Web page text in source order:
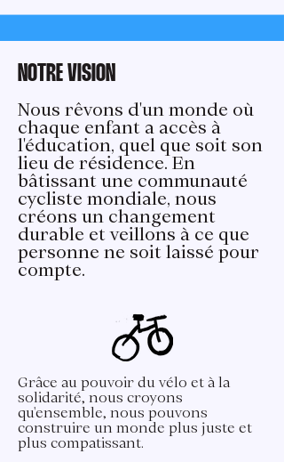
NOTRE VISION
Nous rêvons d'un monde où
chaque enfant a accès à
l'éducation, quel que soit son
lieu de résidence. En
bâtissant une communauté
cycliste mondiale, nous
créons un changement
durable et veillons à ce que
personne ne soit laissé pour
compte.
Grâce au pouvoir du vélo et à la
solidarité, nous croyons
qu'ensemble, nous pouvons
construire un monde plus juste et
plus compatissant.